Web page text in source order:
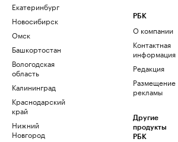
Екатеринбург
Новосибирск
Омск
Башкортостан
Вологодская
область
Калининград
Краснодарский
край
Нижний
Новгород
РБК
О компании
Контактная
информация
Редакция
Размещение
рекламы
Другие
продукты
РБК